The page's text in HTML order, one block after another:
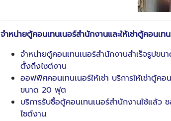
จำหน่ายตู้คอนเทนเนอร์สำนักงานและให้เช่าตู้คอนเ
จำหน่ายตู้คอนเทนเนอร์สำนักงานสำเร็จรูป
ตั้งถึงไซต์งาน
ออฟฟิศคอนเทนเนอร์ให้เช่า บริการให้เช่าตู้
ขนาด 20 ฟุต
บริการรับซื้อตู้คอนเทนเนอร์สำนักงานใช้แล้ว
ไซต์งาน